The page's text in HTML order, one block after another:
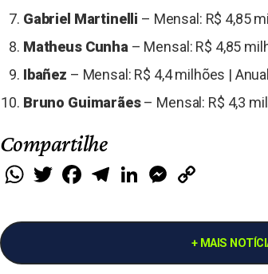
Gabriel Martinelli – Mensal: R$ 4,85
Matheus Cunha – Mensal: R$ 4,85
Ibañez – Mensal: R$ 4,4 milhões |
Bruno Guimarães– Mensal: R$ 4,3
Compartilhe
WhatsApp
Twitter FacebookTelegramLinkedIn Messenger
+ MAIS